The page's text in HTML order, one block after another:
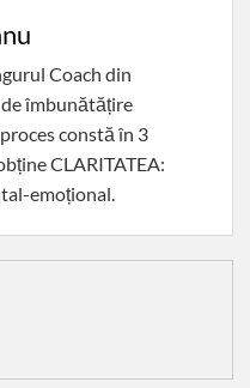
Coach din
îmbunătățire
constă în 3
CLARITATEA:
emoțional.